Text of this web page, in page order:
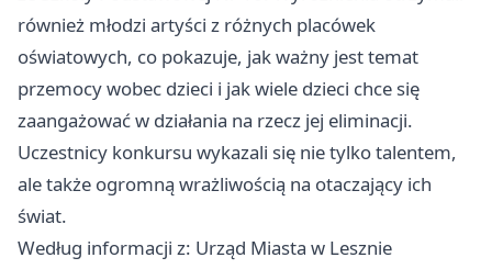
również młodzi artyści z różnych placówek
oświatowych, co pokazuje, jak ważny jest temat
przemocy wobec dzieci i jak wiele dzieci chce się
zaangażować w działania na rzecz jej eliminacji.
Uczestnicy konkursu wykazali się nie tylko talentem,
ale także ogromną wrażliwością na otaczający ich
świat.
Według informacji z: Urząd Miasta w Lesznie